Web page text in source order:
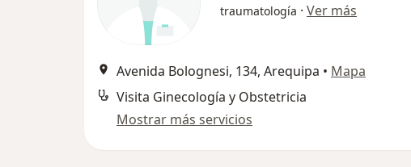
traumatología · Ver más
Avenida Bolognesi, 134, Arequipa • Mapa
Visita Ginecología y Obstetricia
Mostrar más servicios